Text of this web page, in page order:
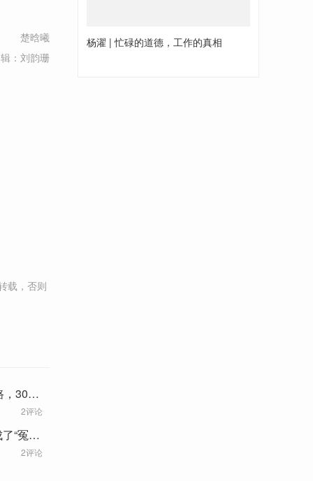
楚晗曦
：刘韵珊
载，否则
，30岁
2评论
“冤种
2评论
杨濯 | 忙碌的道德，工作的真相